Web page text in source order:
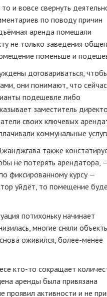
и вовсе свернуть
по поводу причин
аренда помешали
не только заведения
поменьше и
договариваться,
они понимают, что сейчас
подешевле либо
заместитель
своих ключевых
коммунальные
также
не потерять арендатора, —
фиксированному курсу —
уйдёт, то помещение
потихоньку начинает
многие сняли
оживился, более-менее
кто-то сокращает
аренды была привязана
проявил активности и не